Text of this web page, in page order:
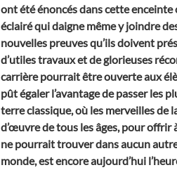
ont été énoncés dans cette
éclairé qui daigne même y joindre
nouvelles preuves qu’ils doivent
d’utiles travaux et de glorieuses
carrière pourrait être ouverte aux
pût égaler l’avantage de passer les
terre classique, où les merveilles de
d’œuvre de tous les âges, pour offrir
ne pourrait trouver dans aucun
monde, est encore aujourd’hui